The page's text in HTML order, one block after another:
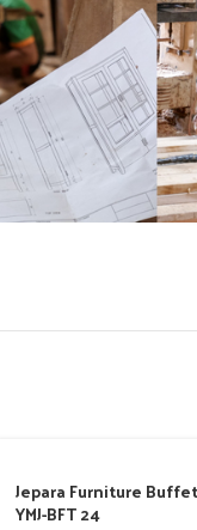
Jepara Furniture
YMJ-BFT 24